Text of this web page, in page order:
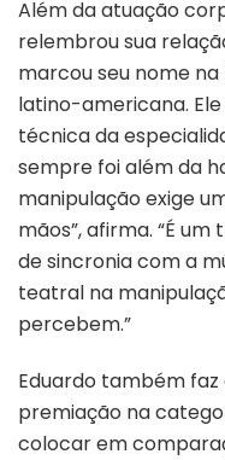
Além da atuação
relembrou sua
marcou seu nome
latino-americana.
técnica da
sempre foi além da
manipulação exige
mãos”, afirma. “É
de sincronia com a
teatral na
percebem.”
Eduardo também
premiação na
colocar em